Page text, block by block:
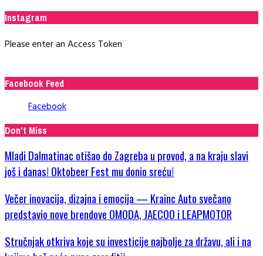
Instagram
Please enter an Access Token
Facebook Feed
Facebook
Don't Miss
Mladi Dalmatinac otišao do Zagreba u provod, a na kraju slavi
još i danas! Oktobeer Fest mu donio sreću!
Večer inovacija, dizajna i emocija — Krainc Auto svečano
predstavio nove brendove OMODA, JAECOO i LEAPMOTOR
Stručnjak otkriva koje su investicije najbolje za državu, ali i na